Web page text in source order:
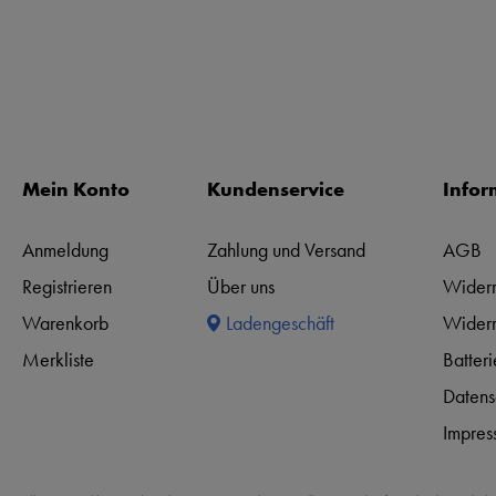
Mein Konto
Anmeldung
Registrieren
Warenkorb
Merkliste
Kundenservice
Zahlung und Versand
Über uns
Ladengeschäft
AGB